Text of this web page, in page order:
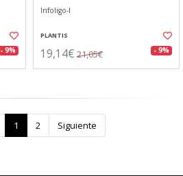
- 9%
Infoligo-l
PLANTIS
19,14€ 21,05€ - 9%
1 2 Siguiente